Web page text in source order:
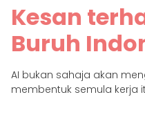
Kesan
Buruh
AI bukan sahaja akan
membentuk semula kerja